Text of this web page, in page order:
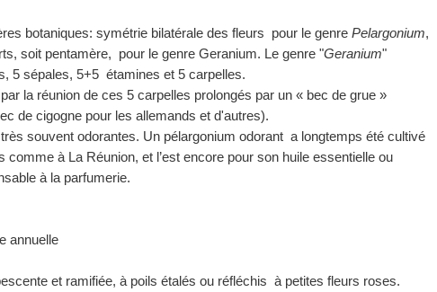
botaniques: symétrie bilatérale des fleurs pour le genre Pelargonium,
soit pentamère, pour le genre Geranium. Le genre "Geranium"
5 sépales, 5+5 étamines et 5 carpelles.
la réunion de ces 5 carpelles prolongés par un « bec de grue »
de cigogne pour les allemands et d'autres).
souvent odorantes. Un pélargonium odorant a longtemps été cultivé
comme à La Réunion, et l’est encore pour son huile essentielle ou
à la parfumerie.
annuelle
et ramifiée, à poils étalés ou réfléchis à petites fleurs roses.